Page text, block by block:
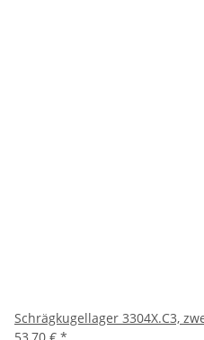
Schrägkugellager 3304X.C3,